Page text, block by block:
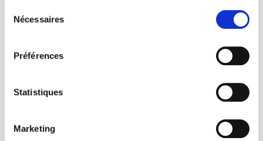
Nécessaires
Préférences
Statistiques
Marketing
Maison d'édition dédiée aux sciences humaines et sociales, les
Presses de Sciences Po participent depuis leur création en 1976
FOREIGN RIGHTS
CONDITIONS GÉNÉRALES